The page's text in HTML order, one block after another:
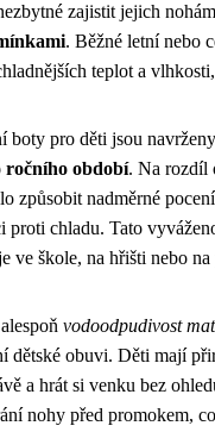
zajistit jejich nohám
. Běžné letní nebo
teplot a
boty pro děti jsou
období. Na rozdíl
způsobit nadměrné
proti chladu. Tato
ve škole, na hřišti nebo
vodoodpudivost
dětské obuvi. Děti mají
a hrát si venku bez
nohy před promokem,